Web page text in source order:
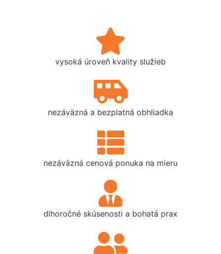
vysoká úroveň kvality služieb
nezáväzná a bezplatná obhliadka
nezáväzná cenová ponuka na mieru
dlhoročné skúsenosti a bohatá prax